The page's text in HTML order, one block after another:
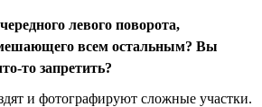
левого поворота,
всем остальным? Вы
то запретить?
и фотографируют сложные участки.